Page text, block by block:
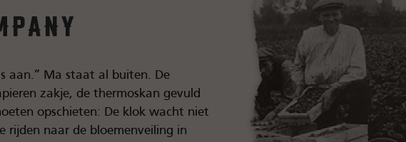
aan.” Ma staat al buiten. De
zakje, de thermoskan gevuld
opschieten: De klok wacht niet
rijden naar de bloemenveiling in